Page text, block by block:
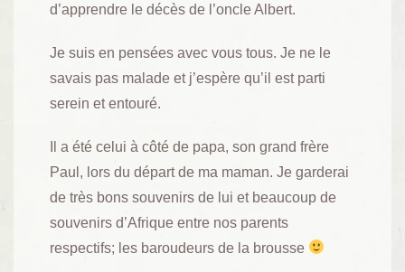
d’apprendre le décès de l’oncle Albert.
Je suis en pensées avec vous tous. Je ne le
savais pas malade et j’espère qu’il est parti
serein et entouré.
Il a été celui à côté de papa, son grand frère
Paul, lors du départ de ma maman. Je garderai
de très bons souvenirs de lui et beaucoup de
souvenirs d’Afrique entre nos parents
respectifs; les baroudeurs de la brousse